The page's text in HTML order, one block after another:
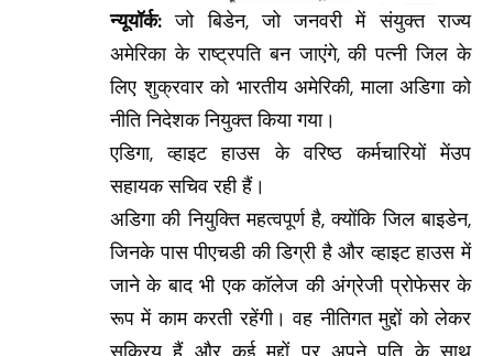
न्यूयॉर्क: जो बिडेन, जो जनवरी में संयुक्त राज्य
अमेरिका के राष्ट्रपति बन जाएंगे, की पत्नी जिल के
लिए शुक्रवार को भारतीय अमेरिकी, माला अडिगा को
नीति निदेशक नियुक्त किया गया।
एडिगा, व्हाइट हाउस के वरिष्ठ कर्मचारियों मेंउप
सहायक सचिव रही हैं।
अडिगा की नियुक्ति महत्वपूर्ण है, क्योंकि जिल बाइडेन,
जिनके पास पीएचडी की डिग्री है और व्हाइट हाउस में
जाने के बाद भी एक कॉलेज की अंग्रेजी प्रोफेसर के
रूप में काम करती रहेंगी। वह नीतिगत मुद्दों को लेकर